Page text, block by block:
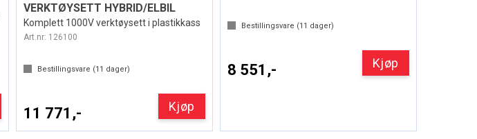
VERKTØYSETT HYBRID/ELBIL
Komplett 1000V verktøysett i plastikkass
Art.nr: 126100
Bestillingsvare (11 dager)
11 771,- Kjøp
Bestillingsvare (11 dager)
8 551,- Kjøp